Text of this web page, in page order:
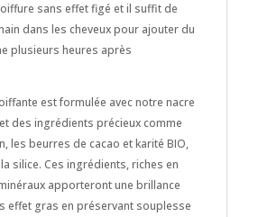
sans effet figé et il suffit de
dans les cheveux pour ajouter du
plusieurs heures après
est formulée avec notre nacre
des ingrédients précieux comme
les beurres de cacao et karité BIO,
silice. Ces ingrédients, riches en
apporteront une brillance
effet gras en préservant souplesse